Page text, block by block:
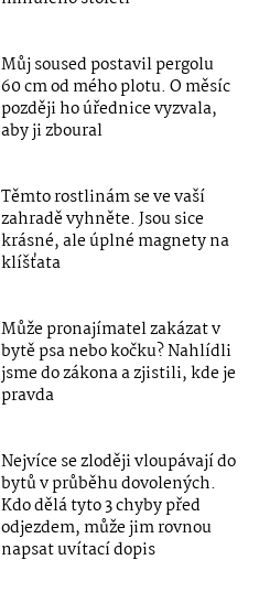
Můj soused postavil pergolu
60 cm od mého plotu. O měsíc
později ho úřednice vyzvala,
aby ji zboural
Těmto rostlinám se ve vaší
zahradě vyhněte. Jsou sice
krásné, ale úplné magnety na
klíšťata
Může pronajímatel zakázat v
bytě psa nebo kočku? Nahlídli
jsme do zákona a zjistili, kde je
pravda
Nejvíce se zloději vloupávají do
bytů v průběhu dovolených.
Kdo dělá tyto 3 chyby před
odjezdem, může jim rovnou
napsat uvítací dopis